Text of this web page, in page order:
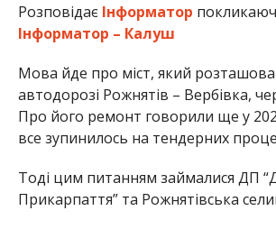
Розповідає Інформатор
Інформатор – Калуш
Мова йде про міст, який
автодорозі Рожнятів – Вербівка,
Про його ремонт говорили ще у
все зупинилось на тендерних
Тоді цим питанням займалися ДП
Прикарпаття” та Рожнятівська